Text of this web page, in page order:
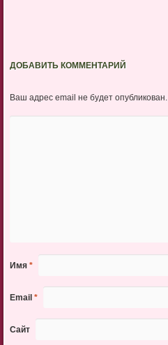
ДОБАВИТЬ КОММЕНТАРИЙ
Ваш адрес email не будет опубликован.
Имя *
Email *
Сайт